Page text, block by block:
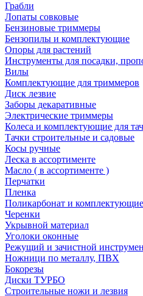
Грабли
Лопаты совковые
Бензиновые триммеры
Бензопилы и комплектующие
Опоры для растений
Инструменты для посадки,
Вилы
Комплектующие для триммеров
Диск лезвие
Заборы декаративные
Электрические триммеры
Колеса и комплектующие для
Тачки строительные и садовые
Косы ручные
Леска в ассортименте
Масло ( в ассортименте )
Перчатки
Пленка
Поликарбонат и комплектующие
Черенки
Укрывной материал
Уголоки оконные
Режущий и зачистной
Ножници по металлу, ПВХ
Бокорезы
Диски ТУРБО
Строительные ножи и лезвия